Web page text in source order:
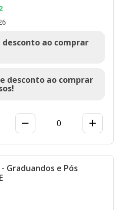
GERO
2:59
desconto ao comprar
desconto ao comprar
0
Graduandos e Pós